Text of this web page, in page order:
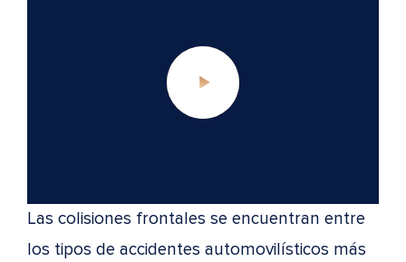
Las colisiones frontales se encuentran entre
los tipos de accidentes automovilísticos más